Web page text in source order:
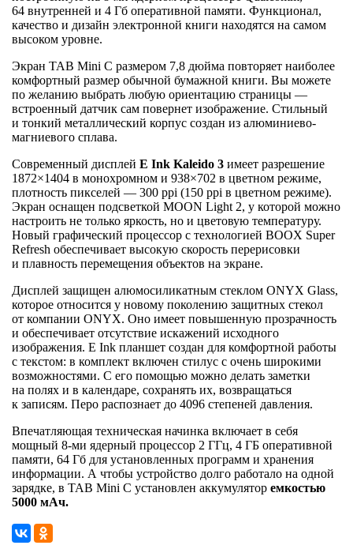
64 внутренней и 4 Гб оперативной памяти. Функционал,
качество и дизайн электронной книги находятся на самом
высоком уровне.
Экран TAB Mini C размером 7,8 дюйма повторяет наиболее
комфортный размер обычной бумажной книги. Вы можете
по желанию выбрать любую ориентацию страницы —
встроенный датчик сам повернет изображение. Стильный
и тонкий металлический корпус создан из алюминиево-
магниевого сплава.
Современный дисплей E Ink Kaleido 3 имеет разрешение
1872×1404 в монохромном и 938×702 в цветном режиме,
плотность пикселей — 300 ppi (150 ppi в цветном режиме).
Экран оснащен подсветкой MOON Light 2, у которой можно
настроить не только яркость, но и цветовую температуру.
Новый графический процессор с технологией BOOX Super
Refresh обеспечивает высокую скорость перерисовки
и плавность перемещения объектов на экране.
Дисплей защищен алюмосиликатным стеклом ONYX Glass,
которое относится у новому поколению защитных стекол
от компании ONYX. Оно имеет повышенную прозрачность
и обеспечивает отсутствие искажений исходного
изображения. E Ink планшет создан для комфортной работы
с текстом: в комплект включен стилус с очень широкими
возможностями. С его помощью можно делать заметки
на полях и в календаре, сохранять их, возвращаться
к записям. Перо распознает до 4096 степеней давления.
Впечатляющая техническая начинка включает в себя
мощный 8-ми ядерный процессор 2 ГГц, 4 ГБ оперативной
памяти, 64 Гб для установленных программ и хранения
информации. А чтобы устройство долго работало на одной
зарядке, в TAB Mini C установлен аккумулятор емкостью
5000 мАч.